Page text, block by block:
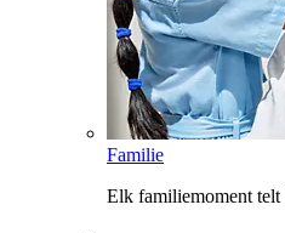
Familie
Elk familiemoment